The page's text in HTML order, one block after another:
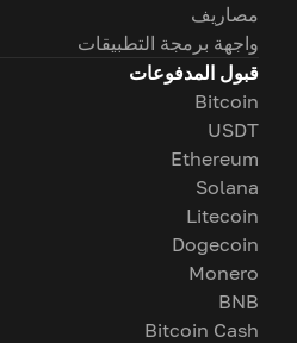
مصاريف
واجهة برمجة التطبيقات
قبول المدفوعات
Bitcoin
USDT
Ethereum
Solana
Litecoin
Dogecoin
Monero
BNB
Bitcoin Cash